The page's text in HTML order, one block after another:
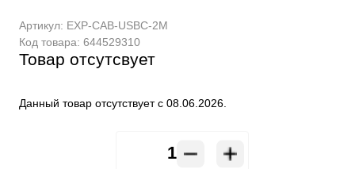
Артикул: EXP-CAB-USBC-2M
Код товара: 644529310
Товар отсутсвует
Данный товар отсутствует с 08.06.2026.